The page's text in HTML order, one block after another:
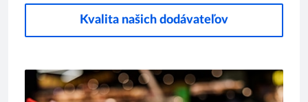
Kvalita našich dodávateľov